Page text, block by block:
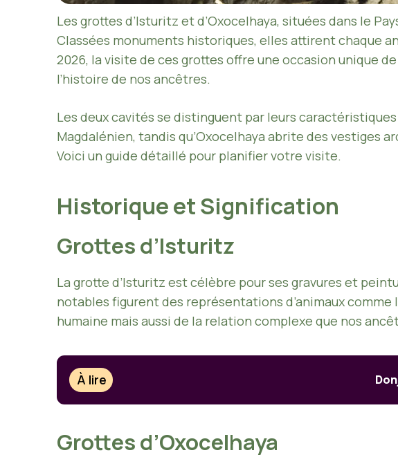
Les grottes d’Isturitz et d’Oxocelhaya, situées dans le
Classées monuments historiques, elles attirent chaque
2026, la visite de ces grottes offre une occasion unique
l’histoire de nos ancêtres.
Les deux cavités se distinguent par leurs
Magdalénien, tandis qu’Oxocelhaya abrite des vestiges
Voici un guide détaillé pour planifier votre visite.
Historique et Signification
Grottes d’Isturitz
La grotte d’Isturitz est célèbre pour ses gravures et
notables figurent des représentations d’animaux
humaine mais aussi de la relation complexe que nos
À lire
Grottes d’Oxocelhaya